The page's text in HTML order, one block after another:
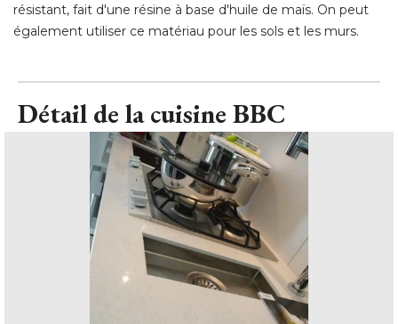
résistant, fait d'une résine à base d'huile de maïs. On peut
également utiliser ce matériau pour les sols et les murs.
Détail de la cuisine BBC